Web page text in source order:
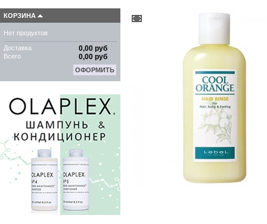
КОРЗИНА
Нет продуктов
Доставка 0,00 руб
Всего 0,00 руб
ОФОРМИТЬ